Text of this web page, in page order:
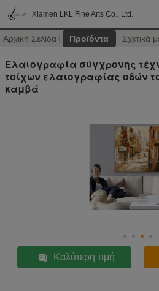
Xiamen LKL Fine Arts Co., Ltd.
Αρχική Σελίδα Προϊόντα Σχετικά
Ελαιογραφία σύγχρονης
τοίχων ελαιογραφίας οδών
καμβά
Καλύτερη τιμή